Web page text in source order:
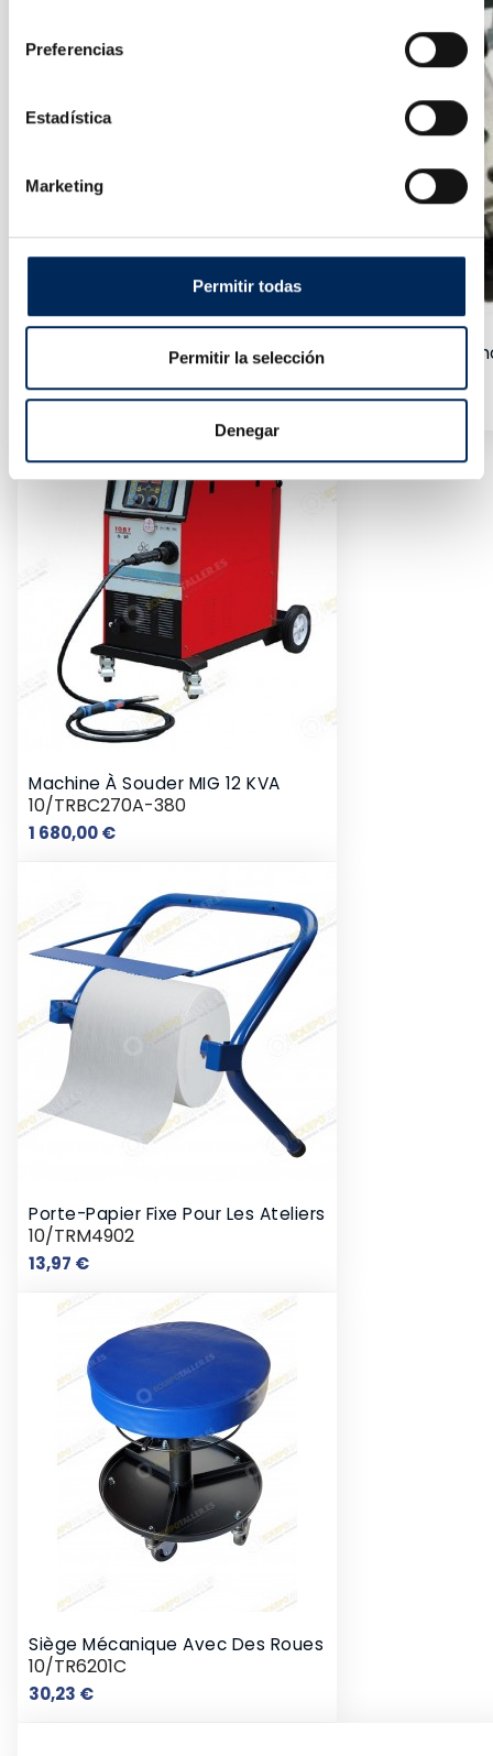
Preferencias
Estadística
Marketing
Permitir todas
Permitir la selección
Denegar
Griffes Pour Démonter Les Pneus De Moto Avec
110,00 €Prix
Machine À Souder MIG 12 KVA
10/TRBC270A-380
1 680,00 €Prix
Porte-Papier Fixe Pour Les Ateliers
10/TRM4902
13,97 €Prix
Siège Mécanique Avec Des Roues
10/TR6201C
30,23 €Prix